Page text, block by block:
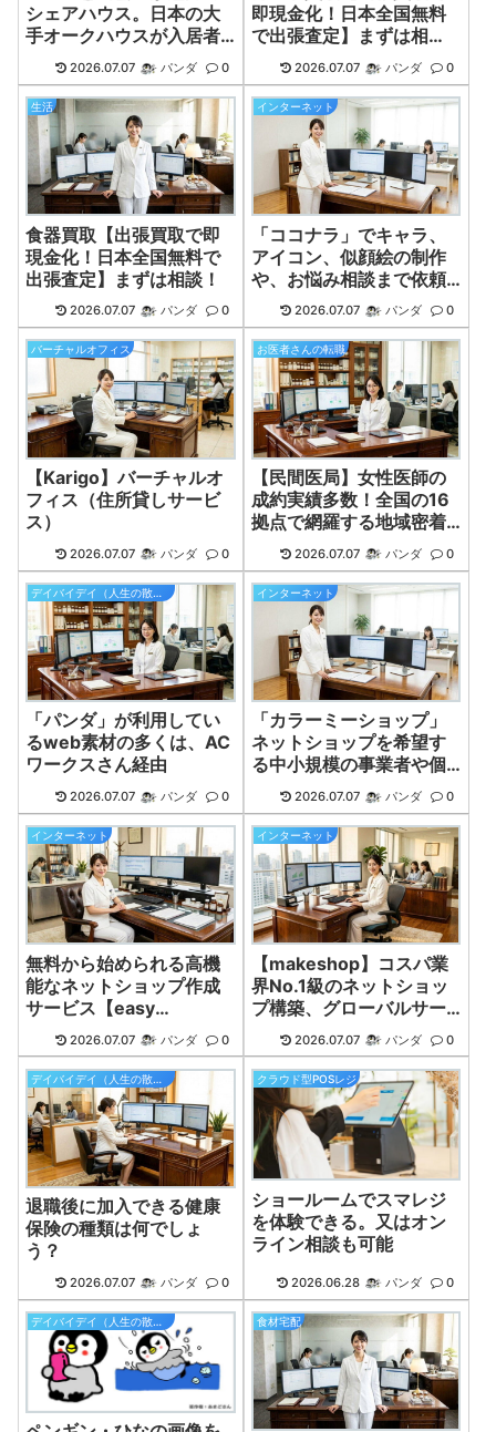
シェアハウス。日本の大
手オークハウスが入居者
募集中！2026.07.07 パンダ 0
即現金化！日本全国無料
で出張査定】まずは相
談！ 2026.07.07 パンダ 0
生活
食器買取【出張買取で即
現金化！日本全国無料で
出張査定】まずは相談！
2026.07.07 パンダ 0
インターネット
「ココナラ」でキャラ、
アイコン、似顔絵の制作
や、お悩み相談まで依頼
できる2026.07.07 パンダ 0
バーチャルオフィス
【Karigo】バーチャルオ
フィス（住所貸しサービ
ス）
2026.07.07 パンダ 0
お医者さんの転職
【民間医局】女性医師の
成約実績多数！全国の16
拠点で網羅する地域密着
型！ 2026.07.07 パンダ 0
デイバイデイ（人生の散歩道）
「パンダ」が利用してい
るweb素材の多くは、AC
ワークスさん経由
2026.07.07 パンダ 0
インターネット
「カラーミーショップ」
ネットショップを希望す
る中小規模の事業者や個
人に推奨！
2026.07.07 パンダ 0
インターネット
無料から始められる高機
能なネットショップ作成
サービス【easy
myShop】
2026.07.07 パンダ 0
インターネット
【makeshop】コスパ業
界No.1級のネットショッ
プ構築、グローバルサー
ビス特筆！
2026.07.07 パンダ 0
デイバイデイ（人生の散歩道）
退職後に加入できる健康
保険の種類は何でしょ
う？
2026.07.07 パンダ 0
クラウド型POSレジ
ショールームでスマレジ
を体験できる。又はオン
ライン相談も可能
2026.06.28 パンダ 0
デイバイデイ（人生の散歩道） 食材宅配